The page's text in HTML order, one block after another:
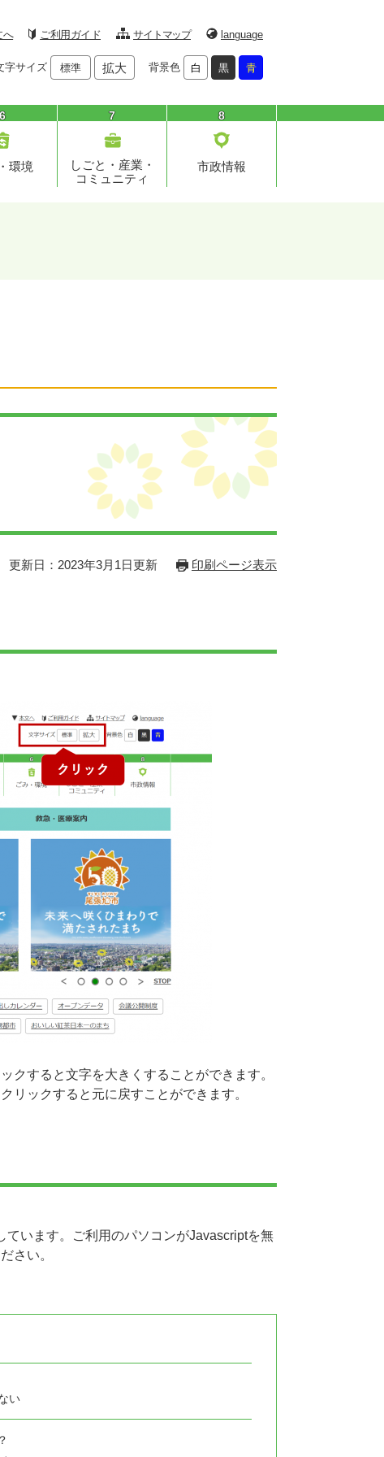
へ ご利用ガイド サイトマップ language
字サイズ 標準 拡大 背景色 白 黒 青
6
環境
7
しごと・産業・
コミュニティ
8
市政情報
更新日：2023年3月1日更新 印刷ページ表示
クすると文字を大きくすることができます。
リックすると元に戻すことができます。
います。ご利用のパソコンがJavascriptを無
さい。
い